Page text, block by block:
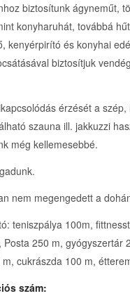
biztosítunk ágyneműt,
konyharuhát, továbbá
kenyérpirító és konyhai
biztosítjuk
érzését a szép,
szauna ill. jakkuzzi
még kellemesebbé.
nem megengedett a
teniszpálya 100m,
250 m, gyógyszertár
cukrászda 100 m,
szám: